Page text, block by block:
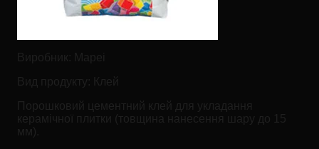
Виробник:
Mapei
Вид продукту:
Клей
Порошковий цементний клей для укладання
керамічної плитки (товщина нанесення шару до 15